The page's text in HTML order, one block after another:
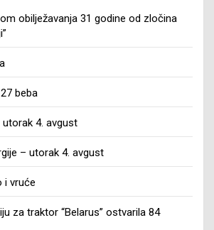
obilježavanja 31 godine od zločina
beba
4. avgust
– utorak 4. avgust
i vruće
za traktor “Belarus” ostvarila 84